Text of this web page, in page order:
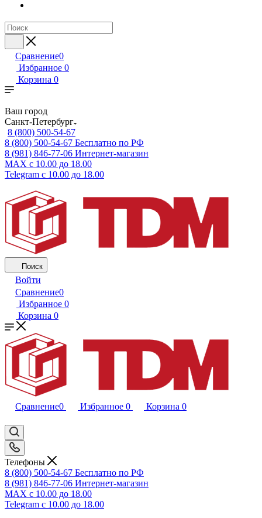
Сравнение0
Избранное 0
Корзина 0
Ваш город
Санкт-Петербург
8 (800) 500-54-67
8 (800) 500-54-67 Бесплатно по РФ
8 (981) 846-77-06 Интернет-магазин
MAX с 10.00 до 18.00
Telegram с 10.00 до 18.00
Поиск
Войти
Сравнение0
Избранное 0
Корзина 0
Сравнение0 Избранное 0 Корзина 0
Телефоны
8 (800) 500-54-67 Бесплатно по РФ
8 (981) 846-77-06 Интернет-магазин
MAX с 10.00 до 18.00
Telegram с 10.00 до 18.00